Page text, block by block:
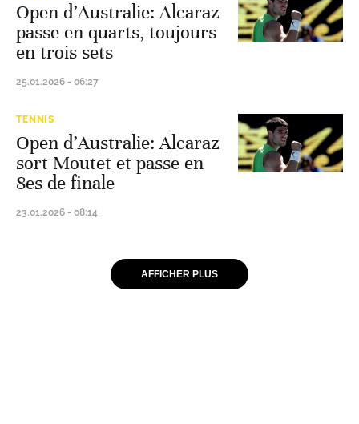
Open d’Australie: Alcaraz
passe en quarts, toujours
en trois sets
25.01.2026 - 06:27
TENNIS
Open d’Australie: Alcaraz
sort Moutet et passe en
8es de finale
23.01.2026 - 08:14
AFFICHER PLUS